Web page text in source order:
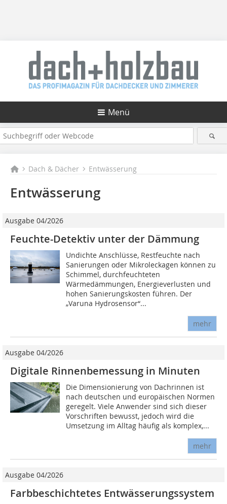
Menü
Dach & Dächer Entwässerung
Entwässerung
Ausgabe 04/2026
Feuchte-Detektiv unter der Dämmung
Undichte Anschlüsse, Restfeuchte nach
Sanierungen oder Mikroleckagen können zu
Schimmel, durchfeuchteten
Wärmedämmungen, Energieverlusten und
hohen Sanierungskosten führen. Der
„Varuna Hydrosensor“...
mehr
Ausgabe 04/2026
Digitale Rinnenbemessung in Minuten
Die Dimensionierung von Dachrinnen ist
nach deutschen und europäischen Normen
geregelt. Viele Anwender sind sich dieser
Vorschriften bewusst, jedoch wird die
Umsetzung im Alltag häufig als komplex,...
mehr
Ausgabe 04/2026
Farbbeschichtetes Entwässerungssystem